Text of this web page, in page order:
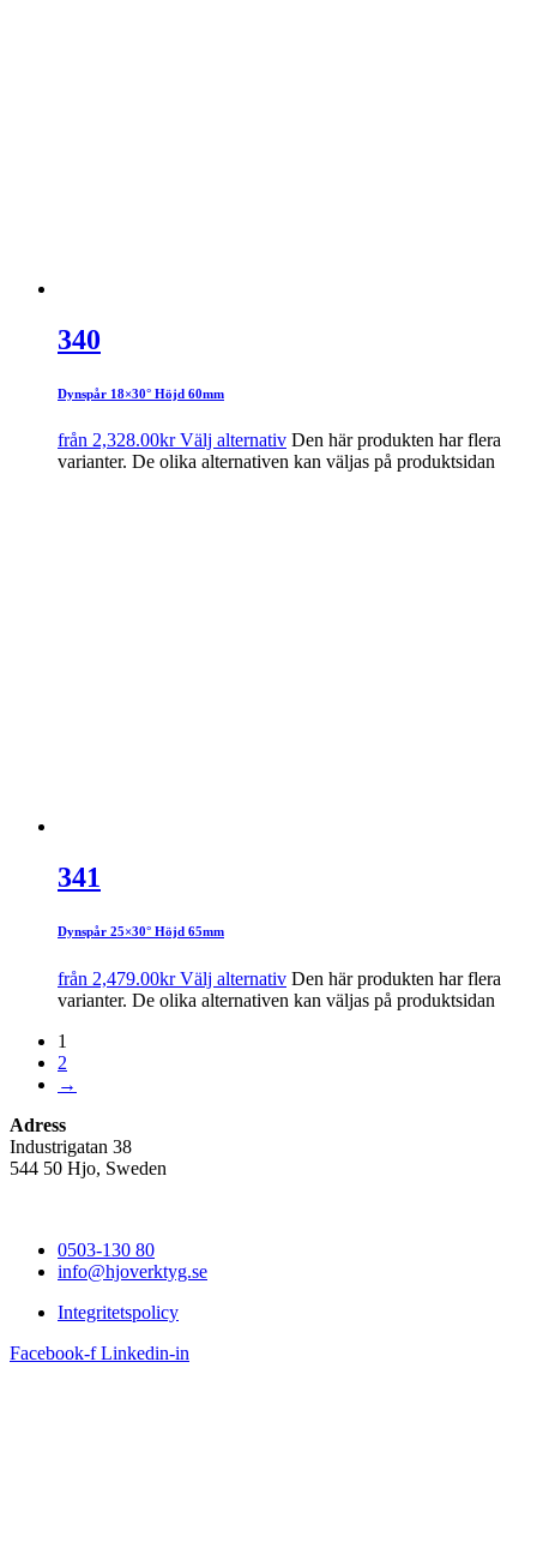
340
Dynspår 18×30° Höjd 60mm
från 2,328.00kr Välj alternativ Den här produkten har flera
varianter. De olika alternativen kan väljas på produktsidan
341
Dynspår 25×30° Höjd 65mm
från 2,479.00kr Välj alternativ Den här produkten har flera
varianter. De olika alternativen kan väljas på produktsidan
1
2
→
Adress
Industrigatan 38
544 50 Hjo, Sweden
0503-130 80
info@hjoverktyg.se
Integritetspolicy
Facebook-f Linkedin-in